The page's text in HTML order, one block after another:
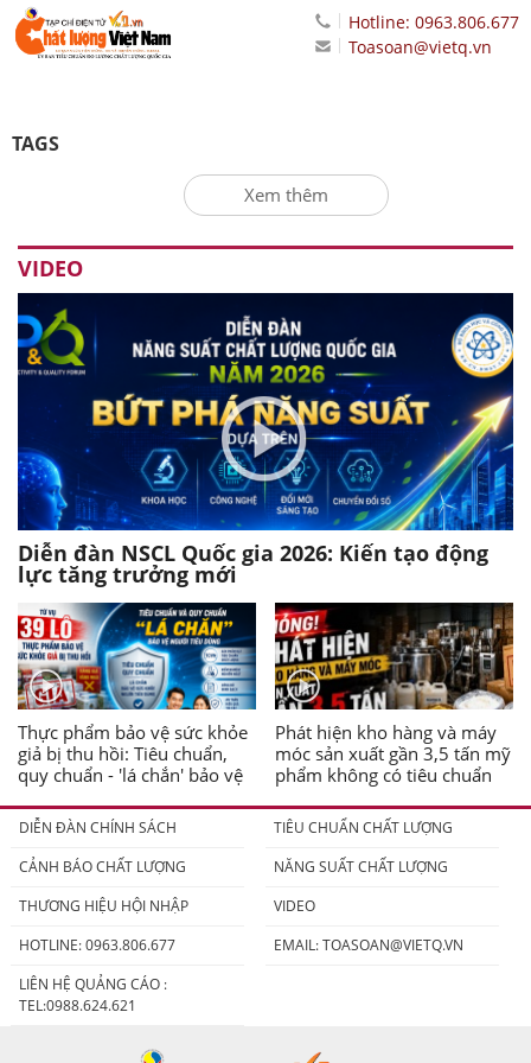
Hotline: 0963.806.677
Toasoan@vietq.vn
TAGS
Xem thêm
VIDEO
Diễn đàn NSCL Quốc gia 2026: Kiến tạo động
lực tăng trưởng mới
Thực phẩm bảo vệ sức khỏe
giả bị thu hồi: Tiêu chuẩn,
quy chuẩn - 'lá chắn' bảo vệ
Phát hiện kho hàng và máy
móc sản xuất gần 3,5 tấn mỹ
phẩm không có tiêu chuẩn
DIỄN ĐÀN CHÍNH SÁCH
TIÊU CHUẨN CHẤT LƯỢNG
CẢNH BÁO CHẤT LƯỢNG
NĂNG SUẤT CHẤT LƯỢNG
THƯƠNG HIỆU HỘI NHẬP
VIDEO
HOTLINE: 0963.806.677
EMAIL:TOASOAN@VIETQ.VN
LIÊN HỆ QUẢNG CÁO :
TEL:0988.624.621